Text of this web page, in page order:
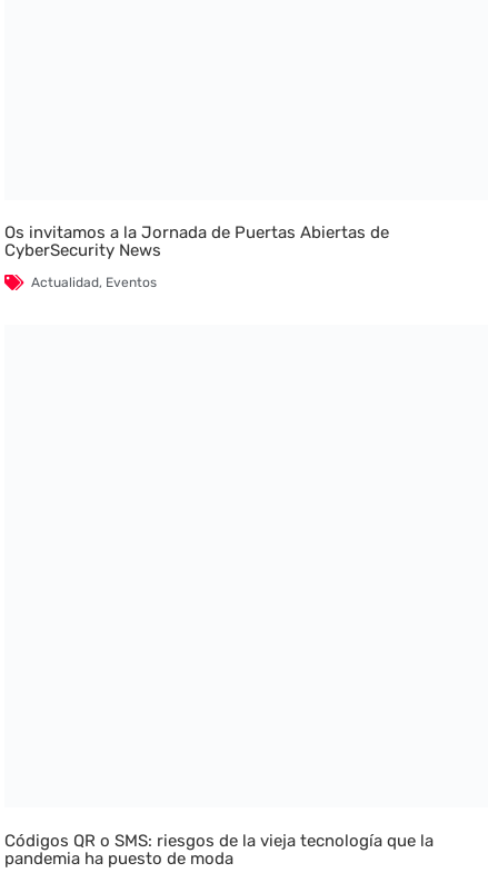
Os invitamos a la Jornada de Puertas Abiertas de
CyberSecurity News
Actualidad, Eventos
Códigos QR o SMS: riesgos de la vieja tecnología que la
pandemia ha puesto de moda